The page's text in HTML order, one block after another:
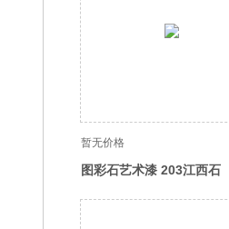
暂无价格
图彩石艺术漆 203江西石